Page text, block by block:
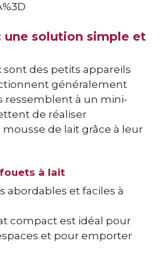
une solution simple et
sont des petits appareils
généralement
ressemblent à un mini-
de réaliser
de lait grâce à leur
à lait
abordables et faciles à
compact est idéal pour
et pour emporter